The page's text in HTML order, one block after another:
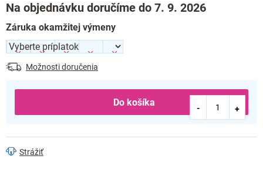
Na objednávku doručíme do 7. 9. 2026
Záruka okamžitej výmeny
Možnosti doručenia
Do košíka
Strážiť